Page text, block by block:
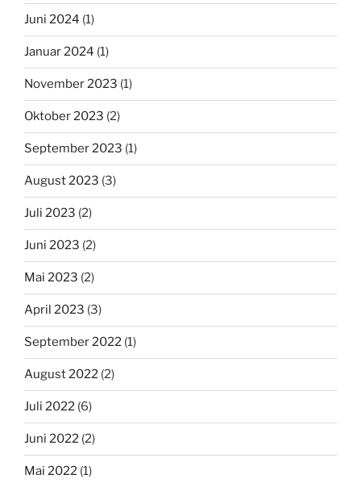
Juni 2024 (1)
Januar 2024 (1)
November 2023 (1)
Oktober 2023 (2)
September 2023 (1)
August 2023 (3)
Juli 2023 (2)
Juni 2023 (2)
Mai 2023 (2)
April 2023 (3)
September 2022 (1)
August 2022 (2)
Juli 2022 (6)
Juni 2022 (2)
Mai 2022 (1)